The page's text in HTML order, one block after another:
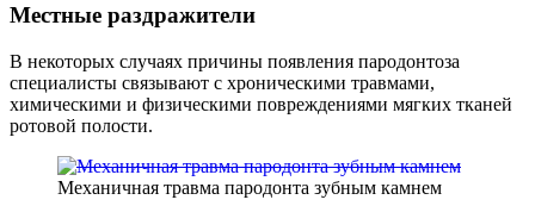
Местные раздражители
В некоторых случаях причины появления пародонтоза
специалисты связывают с хроническими травмами,
химическими и физическими повреждениями мягких тканей
ротовой полости.
Механичная травма пародонта зубным камнем